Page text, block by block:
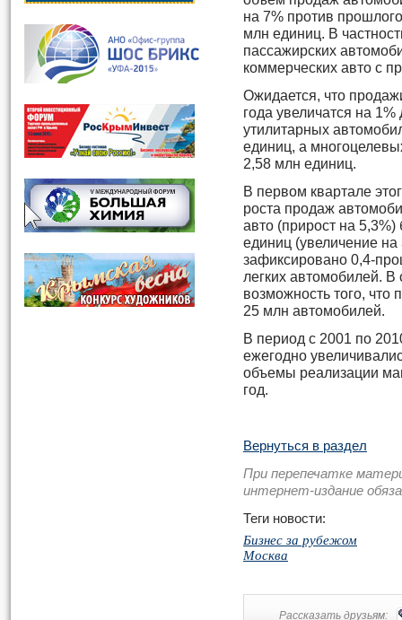
на 7% против
млн единиц. В
пассажирских
коммерческих авто с
Ожидается, что
года увеличатся на
утилитарных
единиц, а
2,58 млн единиц.
В первом квартале
роста продаж
авто (прирост на
единиц (увеличение
зафиксировано 0,4-
легких автомобилей.
возможность того, что
25 млн автомобилей.
В период с 2001 по
ежегодно
объемы реализации
год.
Вернуться в раздел
При перепечатке
интернет-издание
Теги новости:
Бизнес за рубежом
Москва
Рассказать друзьям: